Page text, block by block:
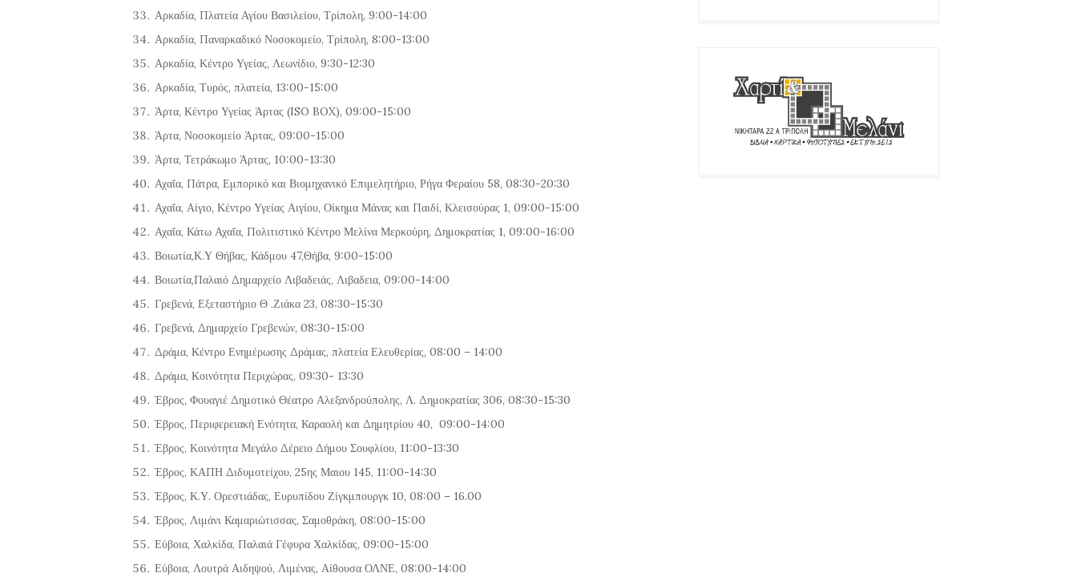
Αρκαδία, Πλατεία Αγίου Βασιλείου, Τρίπολη, 9:00-14:00
Αρκαδία, Παναρκαδικό Νοσοκομείο, Τρίπολη, 8:00-13:00
Αρκαδία, Κέντρο Υγείας, Λεωνίδιο, 9:30-12:30
Αρκαδία, Τυρός, πλατεία, 13:00-15:00
Άρτα, Κέντρο Υγείας Άρτας (ISO BOX), 09:00-15:00
Άρτα, Νοσοκομείο Άρτας, 09:00-15:00
Άρτα, Τετράκωμο Άρτας, 10:00-13:30
Αχαΐα, Πάτρα, Εμπορικό και Βιομηχανικό Επιμελητήριο, Ρήγα Φεραίου 58, 08:30-20:30
Αχαΐα, Αίγιο, Κέντρο Υγείας Αιγίου, Οίκημα Μάνας και Παιδί, Κλεισούρας 1, 09:00-15:00
Αχαΐα, Κάτω Αχαΐα, Πολιτιστικό Κέντρο Μελίνα Μερκούρη, Δημοκρατίας 1, 09:00-16:00
Βοιωτία,Κ.Υ Θήβας, Κάδμου 47,Θήβα, 9:00-15:00
Βοιωτία,Παλαιό Δημαρχείο Λιβαδειάς, Λιβαδεια, 09:00-14:00
Γρεβενά, Εξεταστήριο Θ .Ζιάκα 23, 08:30-15:30
Γρεβενά, Δημαρχείο Γρεβενών, 08:30-15:00
Δράμα, Κέντρο Ενημέρωσης Δράμας, πλατεία Ελευθερίας, 08:00 – 14:00
Δράμα, Κοινότητα Περιχώρας, 09:30- 13:30
Έβρος, Φουαγιέ Δημοτικό Θέατρο Αλεξανδρούπολης, Λ. Δημοκρατίας 306, 08:30-15:30
Έβρος, Περιφερειακή Ενότητα, Καραολή και Δημητρίου 40, 09:00-14:00
Έβρος, Κοινότητα Μεγάλο Δέρειο Δήμου Σουφλίου, 11:00-13:30
Έβρος, ΚΑΠΗ Διδυμοτείχου, 25ης Μαιου 145, 11:00-14:30
Έβρος, Κ.Υ. Ορεστιάδας, Ευρυπίδου Ζίγκμπουργκ 10, 08:00 – 16.00
Έβρος, Λιμάνι Καμαριώτισσας, Σαμοθράκη, 08:00-15:00
Εύβοια, Χαλκίδα, Παλαιά Γέφυρα Χαλκίδας, 09:00-15:00
Εύβοια, Λουτρά Αιδηψού, Λιμένας, Αίθουσα ΟΛΝΕ, 08:00-14:00